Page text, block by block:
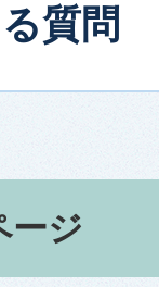
質問
ージ